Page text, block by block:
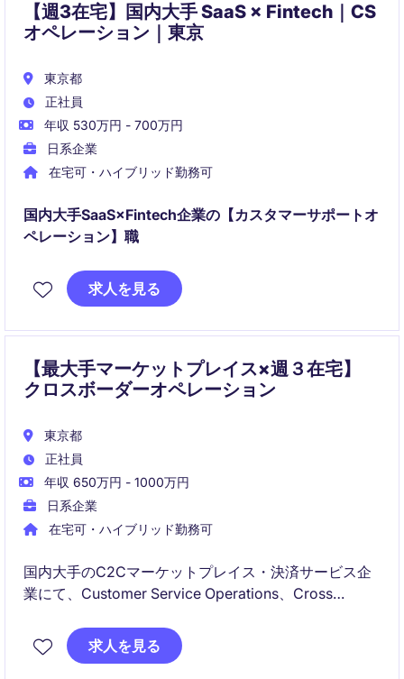
【週3在宅】国内大手 SaaS × Fintech｜CS
オペレーション｜東京
東京都
正社員
年収 530万円 - 700万円
日系企業
在宅可・ハイブリッド勤務可
国内大手SaaS×Fintech企業の【カスタマーサポートオ
ペレーション】職
求人を見る
【最大手マーケットプレイス×週３在宅】
クロスボーダーオペレーション
東京都
正社員
年収 650万円 - 1000万円
日系企業
在宅可・ハイブリッド勤務可
国内大手のC2Cマーケットプレイス・決済サービス企
業にて、Customer Service Operations、Cross
Trainingなど複数領域での採用です。
顧客体験の向上、業務プロセス改善、データ分析、AI
求人を見る